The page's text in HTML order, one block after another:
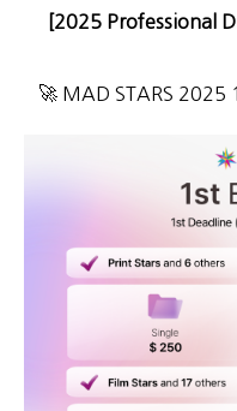
[2025 Professional
🚀 MAD STARS 2025